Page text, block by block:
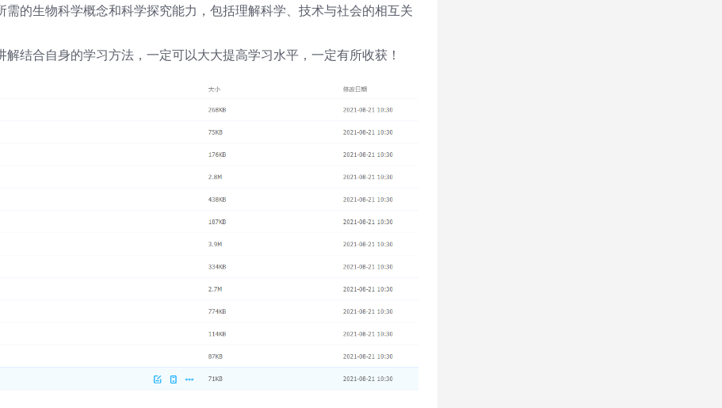
的生物科学概念和科学探究能力，包括理解科学、技术与社会的相互关
结合自身的学习方法，一定可以大大提高学习水平，一定有所收获！